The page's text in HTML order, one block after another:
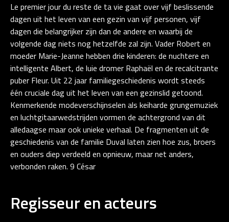
Le premier jour du reste de ta vie gaat over vijf beslissende
dagen uit het leven van een gezin van vijf personen, vijf
dagen die belangrijker zijn dan de andere en waarbij de
volgende dag niets nog hetzelfde zal zijn. Vader Robert en
moeder Marie-Jeanne hebben drie kinderen: de nuchtere en
intelligente Albert, de luie dromer Raphaël en de recalcitrante
puber Fleur. Uit 22 jaar familiegeschiedenis wordt steeds
één cruciale dag uit het leven van een gezinslid getoond.
Kenmerkende modeverschijnselen als keiharde grungemuziek
en luchtgitaarwedstrijden vormen de achtergrond van dit
alledaagse maar ook unieke verhaal. De fragmenten uit de
geschiedenis van de familie Duval laten zien hoe zus, broers
en ouders diep verdeeld en opnieuw, maar net anders,
verbonden raken. 9 César
Regisseur en acteurs